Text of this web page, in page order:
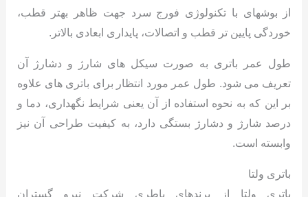
از بوشهای با تکنولوژی فورج سرد جهت ظاهر بهتر قطب،
خوردگی پایین تر قطب و اتصالات، پایداری ابعادی بالاتر.
طول عمر باتری به صورت سیکل های شارژ و دشارژ آن
تعریف می شود. طول عمر مورد انتظار برای باتری های علاوه
بر این که به نحوه استفاده از آن یعنی شرایط نگهداری، دما و
درصد شارژ و دشارژ بستگی دارد، به کیفیت طراحی آن نیز
وابسته است.
باتری ولتا
باتری ولتا از برندهای باطری شرکت نیرو گستران